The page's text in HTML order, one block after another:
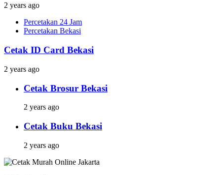
2 years ago
Percetakan 24 Jam
Percetakan Bekasi
Cetak ID Card Bekasi
2 years ago
Cetak Brosur Bekasi
2 years ago
Cetak Buku Bekasi
2 years ago